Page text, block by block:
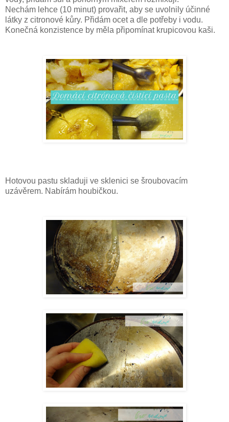
Nechám lehce (10 minut) provařit, aby se uvolnily účinné
látky z citronové kůry. Přidám ocet a dle potřeby i vodu.
Konečná konzistence by měla připomínat krupicovou kaši.
Hotovou pastu skladuji ve sklenici se šroubovacím
uzávěrem. Nabírám houbičkou.